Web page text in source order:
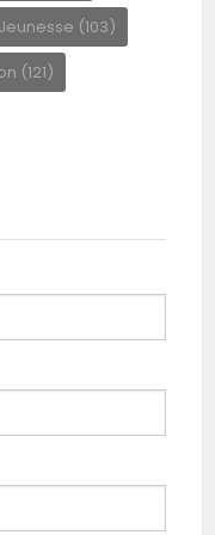
Jeunesse (103)
(121)